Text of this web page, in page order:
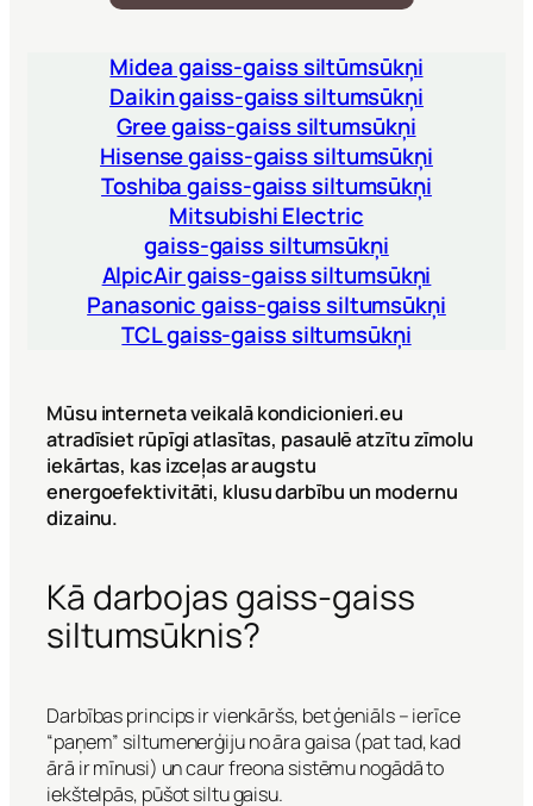
Midea gaiss-gaiss siltūmsūkņi
Daikin gaiss-gaiss siltumsūkņi
Gree gaiss-gaiss siltumsūkņi
Hisense gaiss-gaiss siltumsūkņi
Toshiba gaiss-gaiss siltumsūkņi
Mitsubishi Electric
gaiss-gaiss siltumsūkņi
AlpicAir gaiss-gaiss siltumsūkņi
Panasonic gaiss-gaiss siltumsūkņi
TCL gaiss-gaiss siltumsūkņi
Mūsu interneta veikalā kondicionieri.eu
atradīsiet rūpīgi atlasītas, pasaulē atzītu zīmolu
iekārtas, kas izceļas ar augstu
energoefektivitāti, klusu darbību un modernu
dizainu.
Kā darbojas gaiss-gaiss
siltumsūknis?
Darbības princips ir vienkāršs, bet ģeniāls – ierīce
“paņem” siltumenerģiju no āra gaisa (pat tad, kad
ārā ir mīnusi) un caur freona sistēmu nogādā to
iekštelpās, pūšot siltu gaisu.